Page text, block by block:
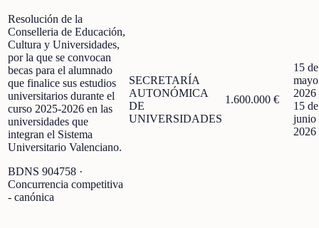
Resolución de la
Conselleria de Educación,
Cultura y Universidades,
por la que se convocan
becas para el alumnado
que finalice sus estudios
universitarios durante el
curso 2025-2026 en las
universidades que
integran el Sistema
Universitario Valenciano.
BDNS 904758 ·
Concurrencia competitiva
- canónica
SECRETARÍA
AUTONÓMICA
DE
UNIVERSIDADES
1.600.000 €
15 de
2026
15 de
junio
2026